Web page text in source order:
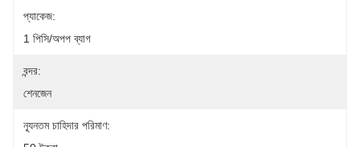
প্যাকেজ:
1 পিসি/অপপ ব্যাগ
বন্দর:
শেনজেন
ন্যূনতম চাহিদার পরিমাণ: